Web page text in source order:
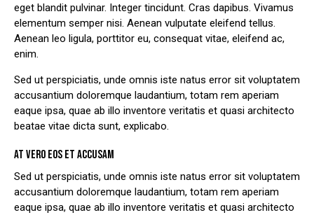
eget blandit pulvinar. Integer tincidunt. Cras dapibus. Vivamus
elementum semper nisi. Aenean vulputate eleifend tellus.
Aenean leo ligula, porttitor eu, consequat vitae, eleifend ac,
enim.
Sed ut perspiciatis, unde omnis iste natus error sit voluptatem
accusantium doloremque laudantium, totam rem aperiam
eaque ipsa, quae ab illo inventore veritatis et quasi architecto
beatae vitae dicta sunt, explicabo.
AT VERO EOS ET ACCUSAM
Sed ut perspiciatis, unde omnis iste natus error sit voluptatem
accusantium doloremque laudantium, totam rem aperiam
eaque ipsa, quae ab illo inventore veritatis et quasi architecto